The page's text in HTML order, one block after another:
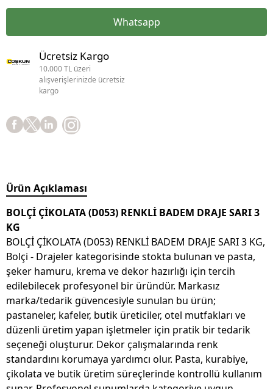
Whatsapp
Ücretsiz Kargo
10.000 TL üzeri
alışverişlerinizde ücretsiz
kargo
Ürün Açıklaması
BOLÇİ ÇİKOLATA (D053) RENKLİ BADEM DRAJE SARI 3
KG
BOLÇİ ÇİKOLATA (D053) RENKLİ BADEM DRAJE SARI 3 KG,
Bolçi - Drajeler kategorisinde stokta bulunan ve pasta,
şeker hamuru, krema ve dekor hazırlığı için tercih
edilebilecek profesyonel bir üründür. Markasız
marka/tedarik güvencesiyle sunulan bu ürün;
pastaneler, kafeler, butik üreticiler, otel mutfakları ve
düzenli üretim yapan işletmeler için pratik bir tedarik
seçeneği oluşturur. Dekor çalışmalarında renk
standardını korumaya yardımcı olur. Pasta, kurabiye,
çikolata ve butik üretim süreçlerinde kontrollü kullanım